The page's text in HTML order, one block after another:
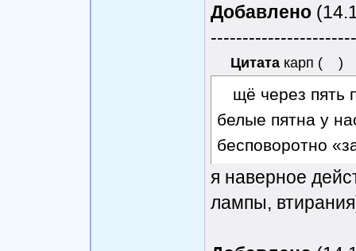
Добавлено
Цитата карп ( )
щё через пять
белые пятна у
бесповоротно
я наверное
лампы,